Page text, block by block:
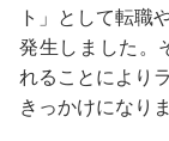
ト」として転職
発生しました。
れることにより
きっかけになり